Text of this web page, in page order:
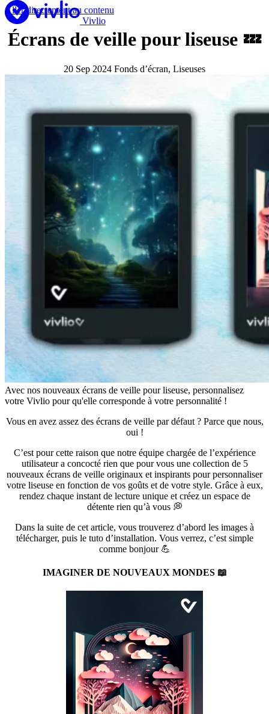
Aller directement au contenu
Vivlio
Lire en numérique
Librairie
Besoin d’aide ? Fr
Acheter une liseuse
Écrans de veille pour liseuse 💤
20 Sep 2024 Fonds d’écran, Liseuses
Avec nos nouveaux écrans de veille pour liseuse, personnalisez
votre Vivlio pour qu'elle corresponde à votre personnalité !
Vous en avez assez des écrans de veille par défaut ? Parce que nous,
oui !
C’est pour cette raison que notre équipe chargée de l’expérience
utilisateur a concocté rien que pour vous une collection de 5
nouveaux écrans de veille originaux et inspirants pour personnaliser
votre liseuse en fonction de vos goûts et de votre style. Grâce à eux,
rendez chaque instant de lecture unique et créez un espace de
détente rien qu’à vous 💭
Dans la suite de cet article, vous trouverez d’abord les images à
télécharger, puis le tuto d’installation. Vous verrez, c’est simple
comme bonjour 💪
IMAGINER DE NOUVEAUX MONDES 📖